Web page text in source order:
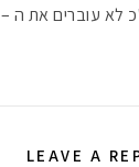
עוברים את ה – 25-30%
LEAVE A